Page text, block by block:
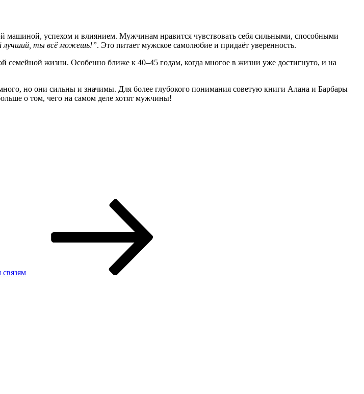
машиной, успехом и влиянием. Мужчинам нравится чувствовать себя сильными, способными
лучший, ты всё можешь!”. Это питает мужское самолюбие и придаёт уверенность.
жизни. Особенно ближе к 40–45 годам, когда многое в жизни уже достигнуто, и на
но они сильны и значимы. Для более глубокого понимания советую книги Алана и Барбары
о том, чего на самом деле хотят мужчины!